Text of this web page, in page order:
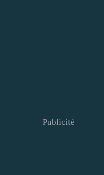
Publicité